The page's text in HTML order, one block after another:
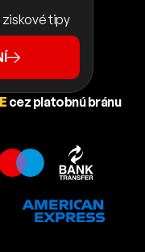
tipy
cez platobnú bránu